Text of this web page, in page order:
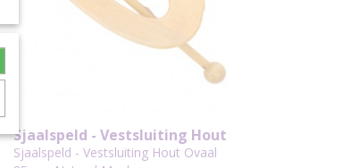
Sjaalspeld - Vestsluiting Hout
Ovaal 85mm Naturel
Sjaalspeld - Vestsluiting Hout Ovaal